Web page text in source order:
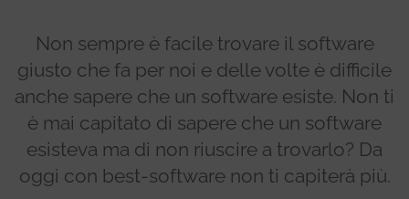
Non sempre è facile trovare il software
giusto che fa per noi e delle volte è difficile
anche sapere che un software esiste. Non ti
è mai capitato di sapere che un software
esisteva ma di non riuscire a trovarlo? Da
oggi con best-software non ti capiterà più.